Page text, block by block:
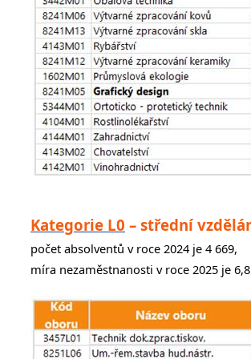
Kategorie L0 – střední
počet absolventů v roce 2024 je 4 669,
míra nezaměstnanosti v roce 2025 je 6,8